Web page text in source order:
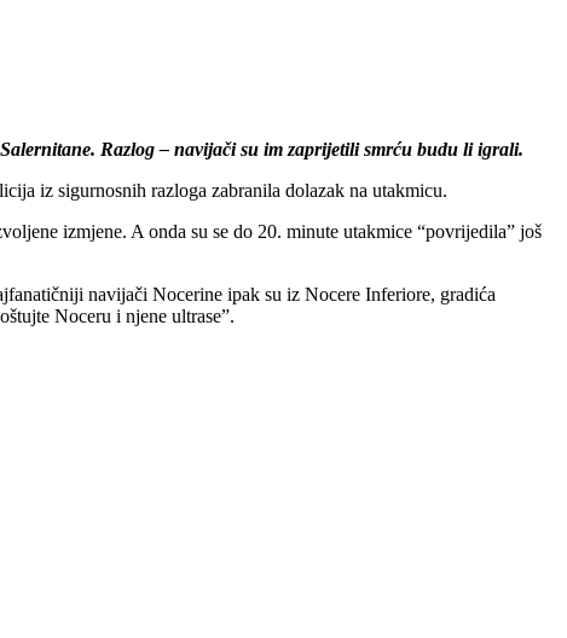
Razlog – navijači su im zaprijetili smrću budu li igrali.
iz sigurnosnih razloga zabranila dolazak na utakmicu.
izmjene. A onda su se do 20. minute utakmice “povrijedila” još
navijači Nocerine ipak su iz Nocere Inferiore, gradića
Noceru i njene ultrase”.